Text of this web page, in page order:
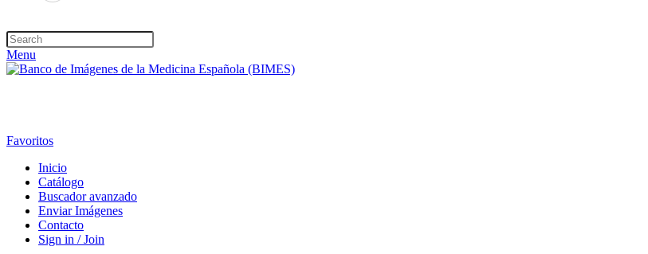
Menu
Favoritos
Inicio
Catálogo
Buscador avanzado
Enviar Imágenes
Contacto
Sign in / Join